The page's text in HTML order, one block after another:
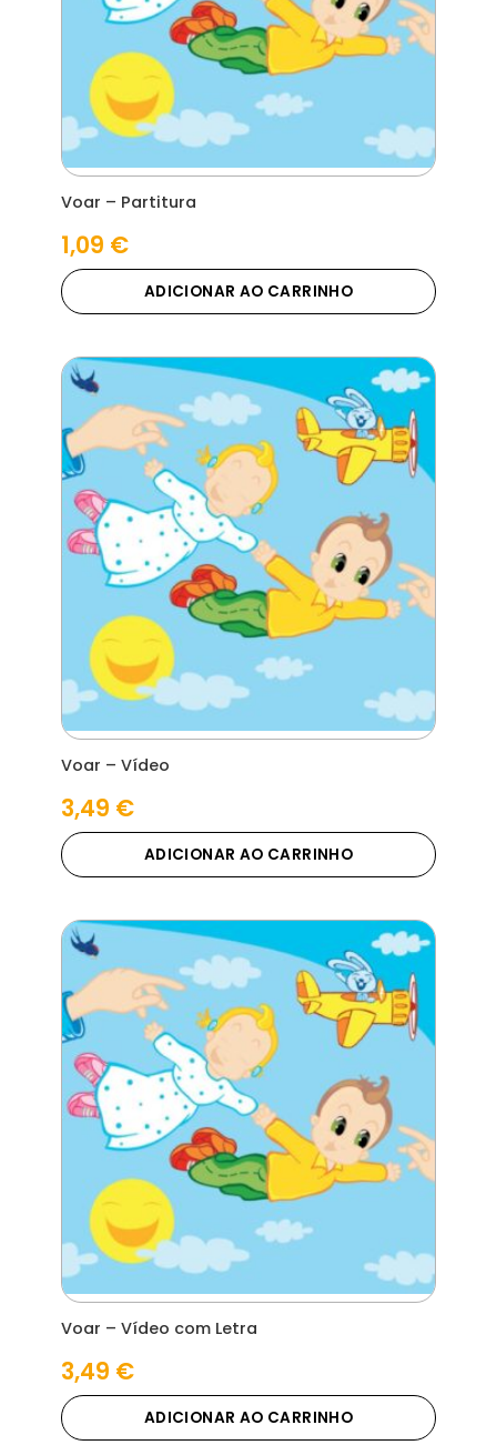
Voar – Partitura
1,09 €
ADICIONAR AO CARRINHO
Voar – Vídeo
3,49 €
ADICIONAR AO CARRINHO
Voar – Vídeo com Letra
3,49 €
ADICIONAR AO CARRINHO